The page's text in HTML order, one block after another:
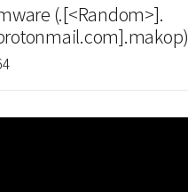
(.[<Random>].